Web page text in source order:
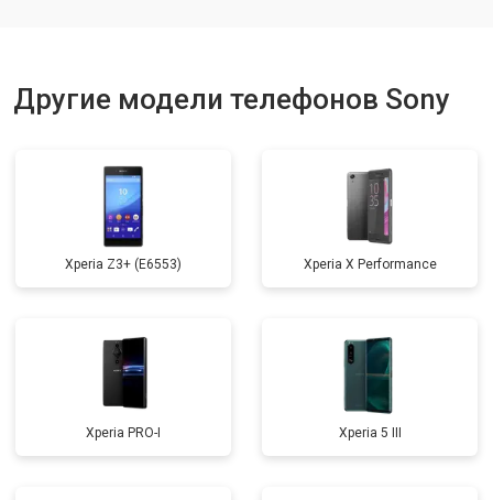
Другие модели телефонов Sony
Xperia Z3+ (E6553) Xperia X Performance
Xperia PRO-I Xperia 5 III